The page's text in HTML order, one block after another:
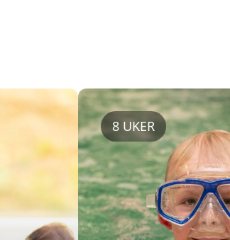
i
over 8
Kurs for førskolebarn
sertifisert instruktør
Tromsøbadet.